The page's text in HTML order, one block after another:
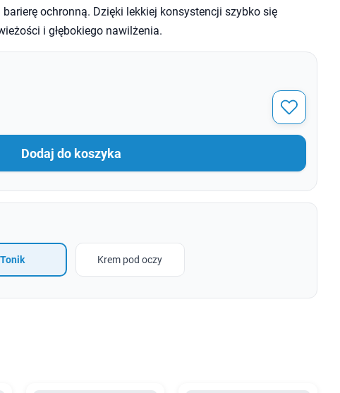
ochronną. Dzięki lekkiej konsystencji szybko się
i głębokiego nawilżenia.
Dodaj do koszyka
Tonik Krem pod oczy